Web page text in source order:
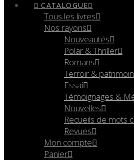
CATALOGUE
Tous les livres
Nos rayons
Nouveautés
Polar & Thriller
Romans
Terroir &
Essai
Témoignages &
Nouvelles
Recueils de mots
Revues
Mon compte
Panier